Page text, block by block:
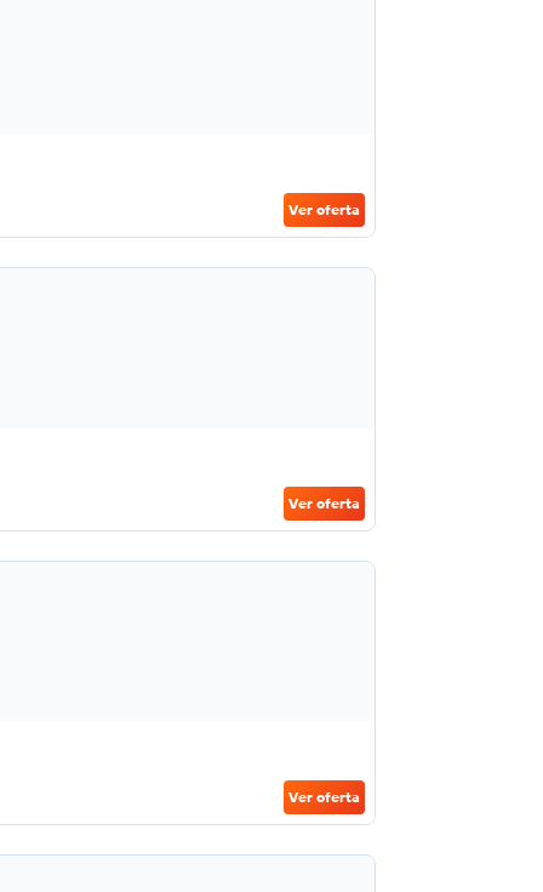
Ver oferta
Ver oferta
Ver oferta